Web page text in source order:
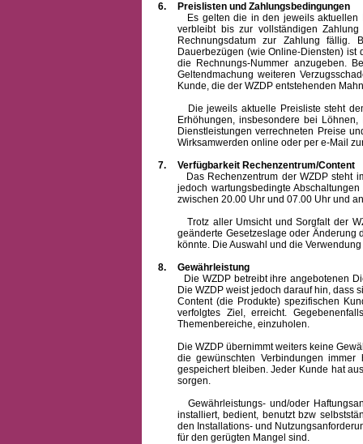
6.
Preislisten und Zahlungsbedingungen
Es gelten die in den jeweils aktuellen
verbleibt bis zur vollständigen
Rechnungsdatum zur Zahlung fällig.
Dauerbezügen (wie Online-Diensten)
die Rechnungs-Nummer anzugeben.
Geltendmachung weiteren
Kunde, die der WZDP entstehenden
Die jeweils aktuelle Preisliste steht dem
Erhöhungen, insbesondere bei
Dienstleistungen verrechneten Preise
Wirksamwerden online oder per e-Mail
7.
Verfügbarkeit Rechenzentrum/Content
Das Rechenzentrum der WZDP steht im
jedoch wartungsbedingte
zwischen 20.00 Uhr und 07.00 Uhr und
Trotz aller Umsicht und Sorgfalt der
geänderte Gesetzeslage oder Änderung
könnte. Die Auswahl und die
8.
Gewährleistung
Die WZDP betreibt ihre angebotenen
Die WZDP weist jedoch darauf hin, dass
Content (die Produkte) spezifischen
verfolgtes Ziel, erreicht.
Themenbereiche, einzuholen.
Die WZDP übernimmt weiters keine
die gewünschten Verbindungen
gespeichert bleiben. Jeder Kunde hat
sorgen.
Gewährleistungs- und/oder
installiert, bedient, benutzt bzw
den Installations- und
für den gerügten Mangel sind.